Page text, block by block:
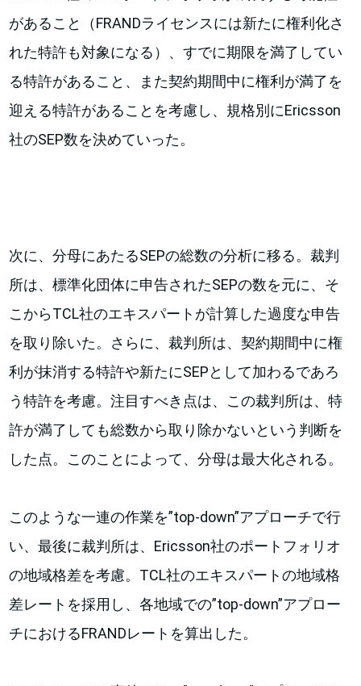
があること（FRANDライセンスには新たに権利化さ
れた特許も対象になる）、すでに期限を満了してい
る特許があること、また契約期間中に権利が満了を
迎える特許があることを考慮し、規格別にEricsson
社のSEP数を決めていった。
次に、分母にあたるSEPの総数の分析に移る。裁判
所は、標準化団体に申告されたSEPの数を元に、そ
こからTCL社のエキスパートが計算した過度な申告
を取り除いた。さらに、裁判所は、契約期間中に権
利が抹消する特許や新たにSEPとして加わるであろ
う特許を考慮。注目すべき点は、この裁判所は、特
許が満了しても総数から取り除かないという判断を
した点。このことによって、分母は最大化される。
このような一連の作業を”top-down”アプローチで行
い、最後に裁判所は、Ericsson社のポートフォリオ
の地域格差を考慮。TCL社のエキスパートの地域格
差レートを採用し、各地域での”top-down”アプロー
チにおけるFRANDレートを算出した。